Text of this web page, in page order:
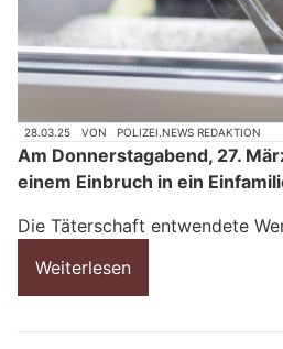
28.03.25 VON POLIZEI.NEWS REDAKTION
Am Donnerstagabend, 27.
einem Einbruch in ein
Die Täterschaft entwendete
Weiterlesen